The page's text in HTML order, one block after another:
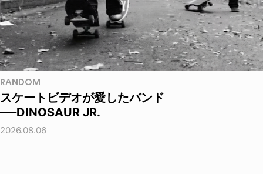
RANDOM
スケートビデオが愛したバンド
──DINOSAUR JR.
2026.08.06